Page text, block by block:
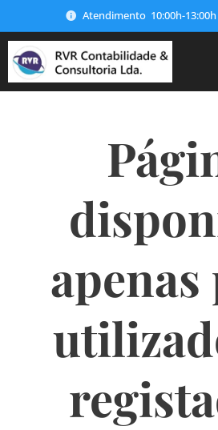
Atendimento 10:00h-
apenas